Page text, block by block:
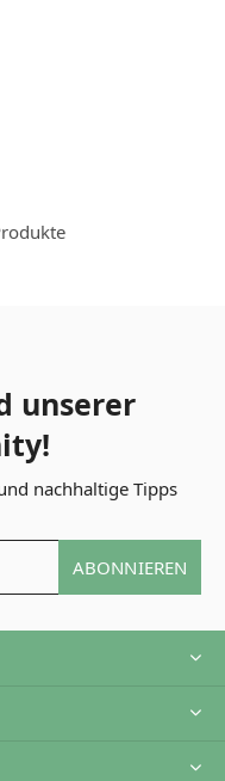
unserer
nachhaltige Tipps
ABONNIEREN